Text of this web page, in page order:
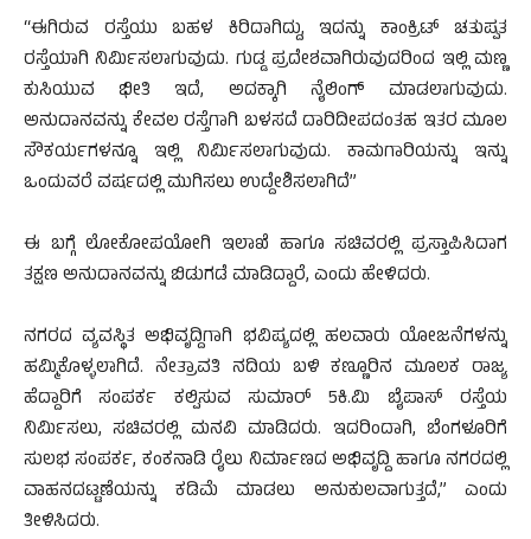
“ಈಗಿರುವ ರಸ್ತೆಯು ಬಹಳ ಕಿರಿದಾಗಿದ್ದು, ಇದನ್ನು ಕಾಂಕ್ರಿಟ್ ಚತುಷ್ಪತ
ರಸ್ತೆಯಾಗಿ ನಿರ್ಮಿಸಲಾಗುವುದು. ಗುಡ್ಡ ಪ್ರದೇಶವಾಗಿರುವುದರಿಂದ ಇಲ್ಲಿ ಮಣ್ಣ
ಕುಸಿಯುವ ಭೀತಿ ಇದೆ, ಅದಕ್ಕಾಗಿ ನೈಲಿಂಗ್ ಮಾಡಲಾಗುವುದು.
ಅನುದಾನವನ್ನು ಕೇವಲ ರಸ್ತೆಗಾಗಿ ಬಳಸದೆ ದಾರಿದೀಪದಂತಹ ಇತರ ಮೂಲ
ಸೌಕರ್ಯಗಳನ್ನೂ ಇಲ್ಲಿ ನಿರ್ಮಿಸಲಾಗುವುದು. ಕಾಮಗಾರಿಯನ್ನು ಇನ್ನು
ಒಂದುವರೆ ವರ್ಷದಲ್ಲಿ ಮುಗಿಸಲು ಉದ್ದೇಶಿಸಲಾಗಿದೆ”
ಈ ಬಗ್ಗೆ ಲೋಕೋಪಯೋಗಿ ಇಲಾಖೆ ಹಾಗೂ ಸಚಿವರಲ್ಲಿ ಪ್ರಸ್ತಾಪಿಸಿದಾಗ
ತಕ್ಷಣ ಅನುದಾನವನ್ನು ಬಿಡುಗಡೆ ಮಾಡಿದ್ದಾರೆ, ಎಂದು ಹೇಳಿದರು.
ನಗರದ ವ್ಯವಸ್ಥಿತ ಅಭಿವೃದ್ದಿಗಾಗಿ ಭವಿಷ್ಯದಲ್ಲಿ ಹಲವಾರು ಯೋಜನೆಗಳನ್ನು
ಹಮ್ಮಿಕೊಳ್ಳಲಾಗಿದೆ. ನೇತ್ರಾವತಿ ನದಿಯ ಬಳಿ ಕಣ್ಣೂರಿನ ಮೂಲಕ ರಾಜ್ಯ
ಹೆದ್ದಾರಿಗೆ ಸಂಪರ್ಕ ಕಲ್ಪಿಸುವ ಸುಮಾರ್ 5ಕಿ.ಮಿ ಬೈಪಾಸ್ ರಸ್ತೆಯ
ನಿರ್ಮಿಸಲು, ಸಚಿವರಲ್ಲಿ ಮನವಿ ಮಾಡಿದರು. ಇದರಿಂದಾಗಿ, ಬೆಂಗಳೂರಿಗೆ
ಸುಲಭ ಸಂಪರ್ಕ, ಕಂಕನಾಡಿ ರೈಲು ನಿರ್ಮಾಣದ ಅಭಿವೃದ್ದಿ ಹಾಗೂ ನಗರದಲ್ಲಿ
ವಾಹನದಟ್ಟಣೆಯನ್ನು ಕಡಿಮೆ ಮಾಡಲು ಅನುಕುಲವಾಗುತ್ತದೆ,” ಎಂದು
ತೀಳಿಸಿದರು.